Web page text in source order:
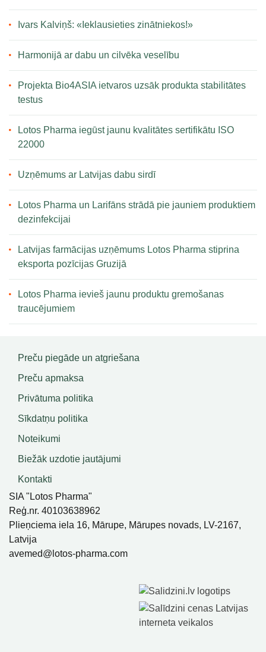
Ivars Kalviņš: «Ieklausieties zinātniekos!»
Harmonijā ar dabu un cilvēka veselību
Projekta Bio4ASIA ietvaros uzsāk produkta stabilitātes
testus
Lotos Pharma iegūst jaunu kvalitātes sertifikātu ISO
22000
Uzņēmums ar Latvijas dabu sirdī
Lotos Pharma un Larifāns strādā pie jauniem produktiem
dezinfekcijai
Latvijas farmācijas uzņēmums Lotos Pharma stiprina
eksporta pozīcijas Gruzijā
Lotos Pharma ievieš jaunu produktu gremošanas
traucējumiem
Preču piegāde un atgriešana
Preču apmaksa
Privātuma politika
Sīkdatņu politika
Noteikumi
Biežāk uzdotie jautājumi
Kontakti
SIA "Lotos Pharma"
Reģ.nr. 40103638962
Plieņciema iela 16, Mārupe, Mārupes novads, LV-2167,
Latvija
avemed@lotos-pharma.com